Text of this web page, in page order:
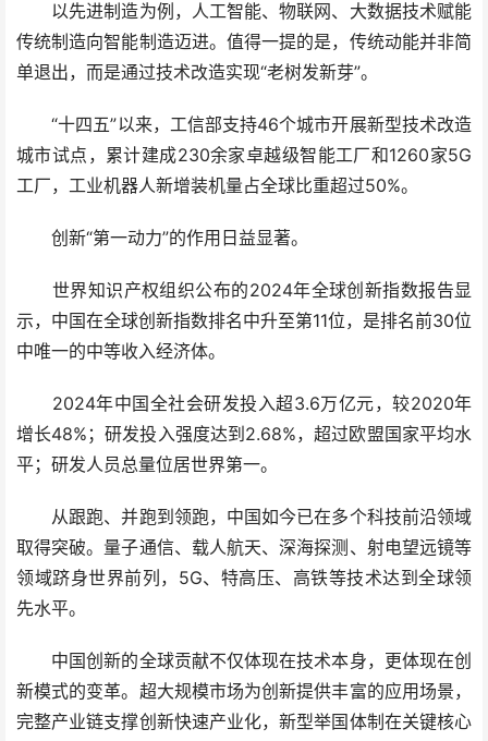
以先进制造为例，人工智能、物联网、大数据技术赋能
传统制造向智能制造迈进。值得一提的是，传统动能并非简
单退出，而是通过技术改造实现“老树发新芽”。
“十四五”以来，工信部支持46个城市开展新型技术改造
城市试点，累计建成230余家卓越级智能工厂和1260家5G
工厂，工业机器人新增装机量占全球比重超过50%。
创新“第一动力”的作用日益显著。
世界知识产权组织公布的2024年全球创新指数报告显
示，中国在全球创新指数排名中升至第11位，是排名前30位
中唯一的中等收入经济体。
2024年中国全社会研发投入超3.6万亿元，较2020年
增长48%；研发投入强度达到2.68%，超过欧盟国家平均水
平；研发人员总量位居世界第一。
从跟跑、并跑到领跑，中国如今已在多个科技前沿领域
取得突破。量子通信、载人航天、深海探测、射电望远镜等
领域跻身世界前列，5G、特高压、高铁等技术达到全球领
先水平。
中国创新的全球贡献不仅体现在技术本身，更体现在创
新模式的变革。超大规模市场为创新提供丰富的应用场景，
完整产业链支撑创新快速产业化，新型举国体制在关键核心